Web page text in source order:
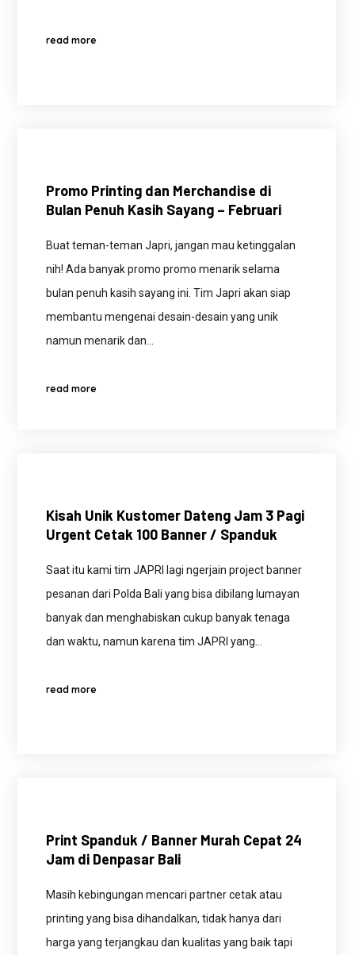
read more
Promo Printing dan Merchandise di
Bulan Penuh Kasih Sayang – Februari
Buat teman-teman Japri, jangan mau ketinggalan
nih! Ada banyak promo promo menarik selama
bulan penuh kasih sayang ini. Tim Japri akan siap
membantu mengenai desain-desain yang unik
namun menarik dan…
read more
Kisah Unik Kustomer Dateng Jam 3 Pagi
Urgent Cetak 100 Banner / Spanduk
Saat itu kami tim JAPRI lagi ngerjain project banner
pesanan dari Polda Bali yang bisa dibilang lumayan
banyak dan menghabiskan cukup banyak tenaga
dan waktu, namun karena tim JAPRI yang…
read more
Print Spanduk / Banner Murah Cepat 24
Jam di Denpasar Bali
Masih kebingungan mencari partner cetak atau
printing yang bisa dihandalkan, tidak hanya dari
harga yang terjangkau dan kualitas yang baik tapi